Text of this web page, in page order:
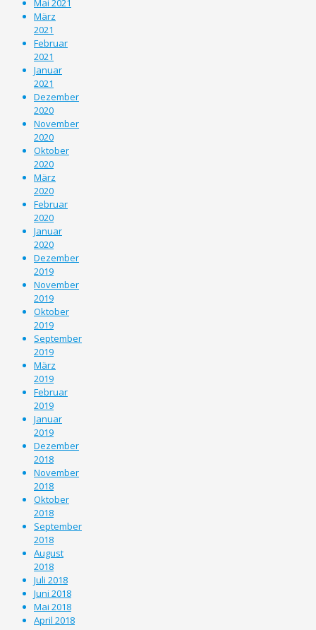
März
2021
Februar
2021
Januar
2021
Dezember
2020
November
2020
Oktober
2020
März
2020
Februar
2020
Januar
2020
Dezember
2019
November
2019
Oktober
2019
September
2019
März
2019
Februar
2019
Januar
2019
Dezember
2018
November
2018
Oktober
2018
September
2018
August
2018
Juli 2018
Juni 2018
Mai 2018
April 2018